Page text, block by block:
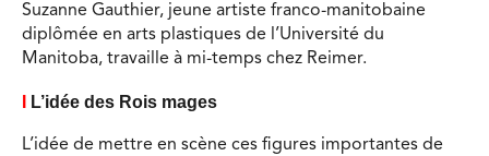
Suzanne Gauthier, jeune artiste franco-manitobaine
diplômée en arts plastiques de l’Université du
Manitoba, travaille à mi-temps chez Reimer.
L’idée des Rois mages
L’idée de mettre en scène ces figures importantes de